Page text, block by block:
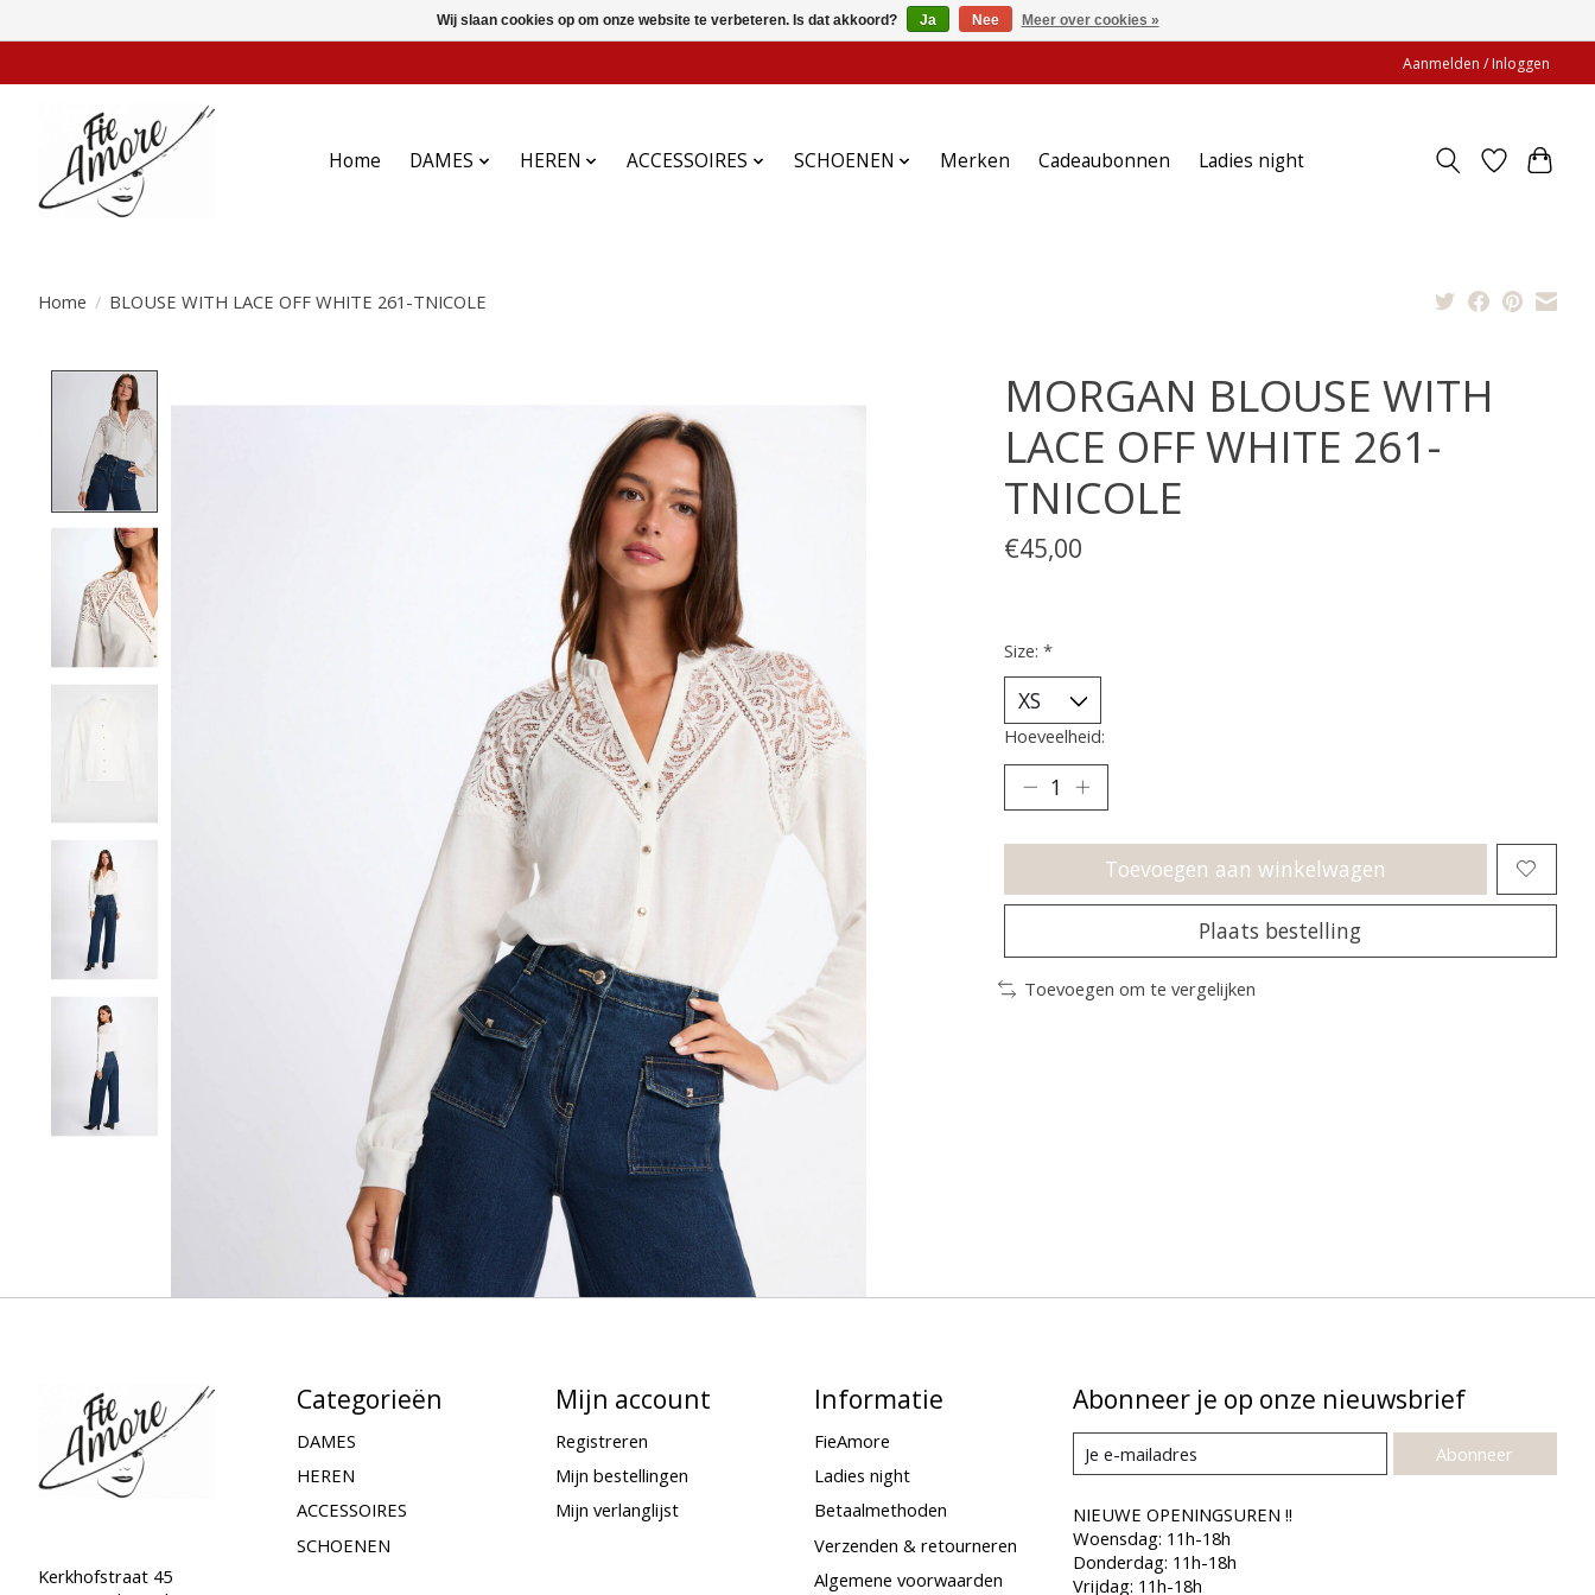
Aanmelden / Inloggen
Home DAMES HEREN ACCESSOIRES SCHOENEN Merken Cadeaubonnen Ladies night
Home / BLOUSE WITH LACE OFF WHITE 261-TNICOLE
MORGAN BLOUSE WITH
LACE OFF WHITE 261-
TNICOLE
€45,00
Size: *
Hoeveelheid:
Toevoegen aan winkelwagen
Plaats bestelling
Toevoegen om te vergelijken
Kerkhofstraat 45
Categorieën
DAMES
HEREN
ACCESSOIRES
SCHOENEN
Mijn account
Registreren
Mijn bestellingen
Mijn verlanglijst
Informatie
FieAmore
Ladies night
Betaalmethoden
Verzenden & retourneren
Algemene voorwaarden
Abonneer je op onze nieuwsbrief
Abonneer
NIEUWE OPENINGSUREN !!
Woensdag: 11h-18h
Donderdag: 11h-18h
Vrijdag: 11h-18h
Wij slaan cookies op om onze website te verbeteren. Is dat akkoord? Ja Nee Meer over cookies »